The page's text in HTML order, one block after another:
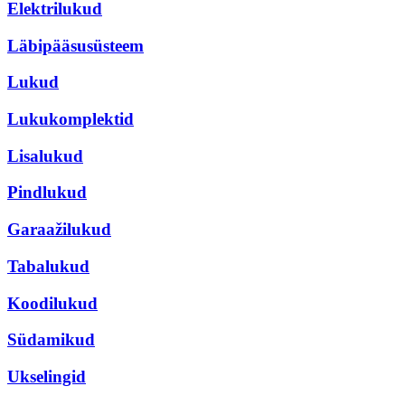
Elektrilukud
Läbipääsusüsteem
Lukud
Lukukomplektid
Lisalukud
Pindlukud
Garaažilukud
Tabalukud
Koodilukud
Südamikud
Ukselingid